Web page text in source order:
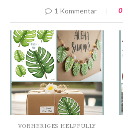
1 Kommentar 0
VORHERIGES HELPFULLY